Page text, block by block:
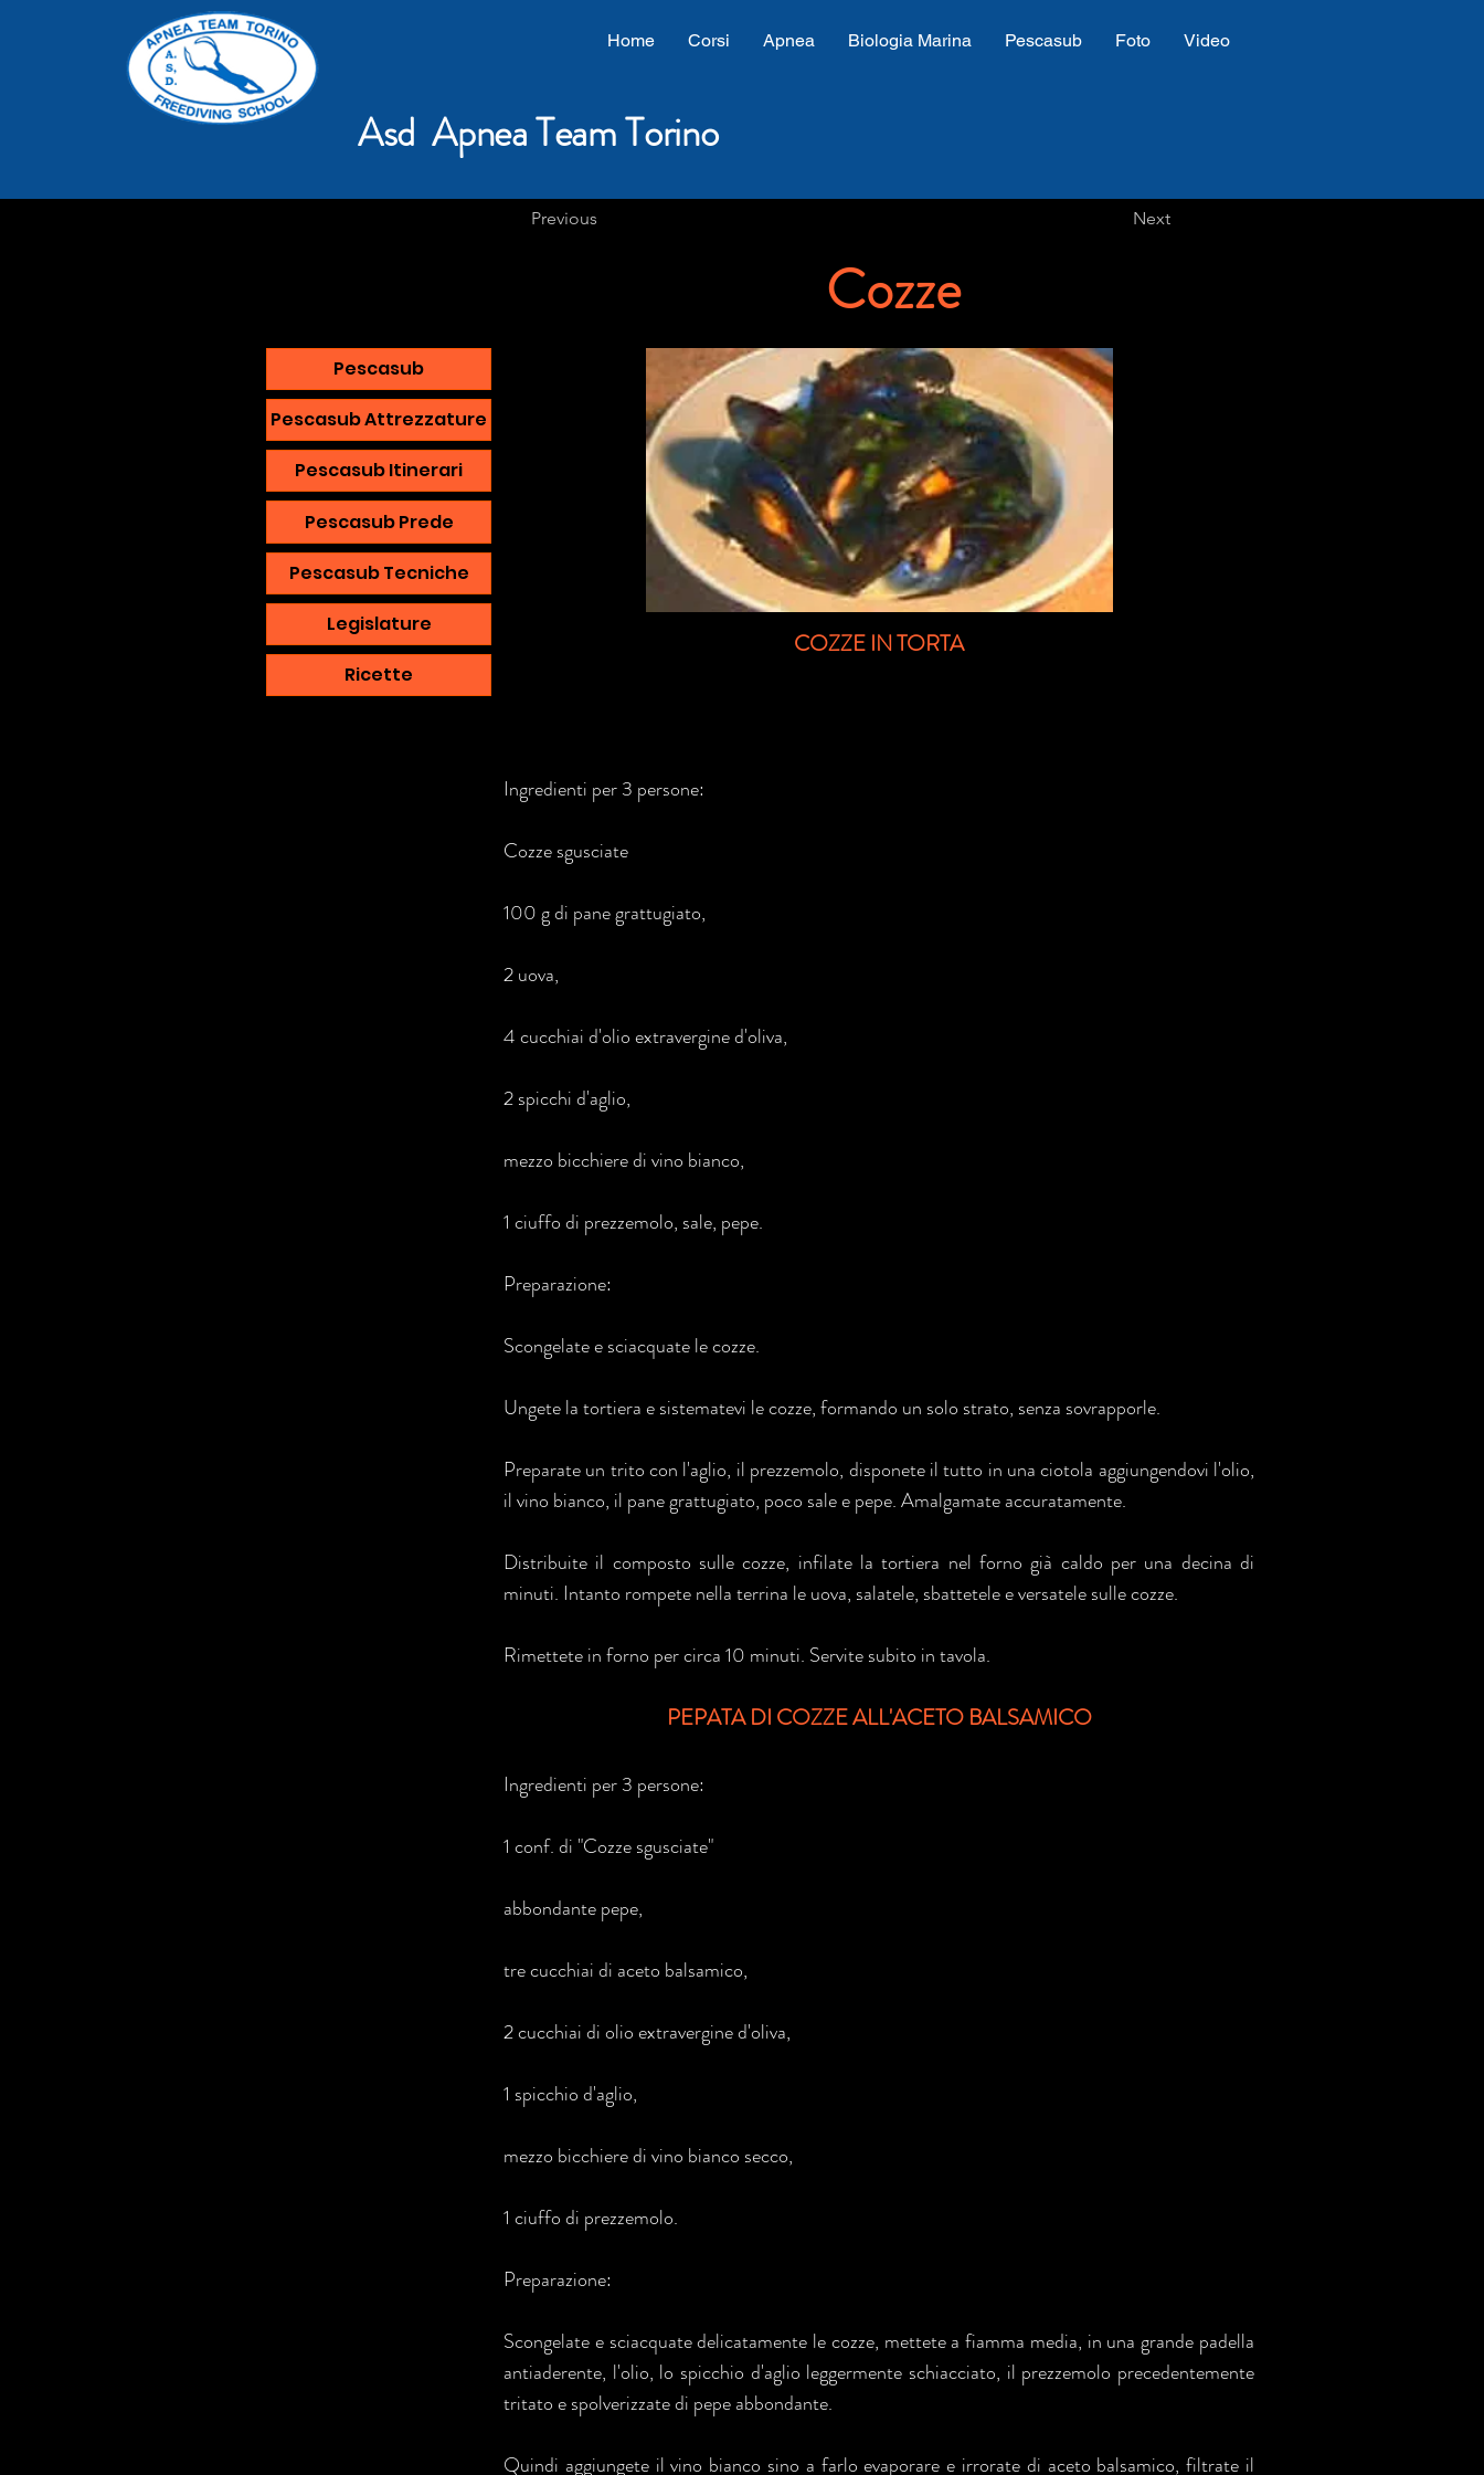
Home Corsi Apnea Biologia Marina Pescasub Foto Video
Asd Apnea Team Torino
Previous Next
Cozze
Pescasub
Pescasub Attrezzature
Pescasub Itinerari
Pescasub Prede
Pescasub Tecniche
Legislature
Ricette
COZZE IN TORTA
Ingredienti per 3 persone:
Cozze sgusciate
100 g di pane grattugiato,
2 uova,
4 cucchiai d'olio extravergine d'oliva,
2 spicchi d'aglio,
mezzo bicchiere di vino bianco,
1 ciuffo di prezzemolo, sale, pepe.
Preparazione:
Scongelate e sciacquate le cozze.
Ungete la tortiera e sistematevi le cozze, formando un solo strato, senza sovrapporle.
Preparate un trito con l'aglio, il prezzemolo, disponete il tutto in una ciotola aggiungendovi l'olio,
il vino bianco, il pane grattugiato, poco sale e pepe. Amalgamate accuratamente.
Distribuite il composto sulle cozze, infilate la tortiera nel forno già caldo per una decina di
minuti. Intanto rompete nella terrina le uova, salatele, sbattetele e versatele sulle cozze.
Rimettete in forno per circa 10 minuti. Servite subito in tavola.
PEPATA DI COZZE ALL'ACETO BALSAMICO
Ingredienti per 3 persone:
1 conf. di "Cozze sgusciate"
abbondante pepe,
tre cucchiai di aceto balsamico,
2 cucchiai di olio extravergine d'oliva,
1 spicchio d'aglio,
mezzo bicchiere di vino bianco secco,
1 ciuffo di prezzemolo.
Preparazione:
Scongelate e sciacquate delicatamente le cozze, mettete a fiamma media, in una grande padella
antiaderente, l'olio, lo spicchio d'aglio leggermente schiacciato, il prezzemolo precedentemente
tritato e spolverizzate di pepe abbondante.
Quindi aggiungete il vino bianco sino a farlo evaporare e irrorate di aceto balsamico, filtrate il